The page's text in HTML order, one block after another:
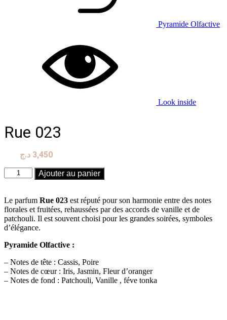
Pyramide Olfactive
Look inside
Rue 023
3,450 د.ج
quantité
de
023
Ajouter au panier
Le parfum Rue 023 est réputé pour son harmonie entre des notes
florales et fruitées, rehaussées par des accords de vanille et de
patchouli. Il est souvent choisi pour les grandes soirées, symboles
d’élégance.
Pyramide Olfactive :
– Notes de tête : Cassis, Poire
– Notes de cœur : Iris, Jasmin, Fleur d’oranger
– Notes de fond : Patchouli, Vanille , féve tonka